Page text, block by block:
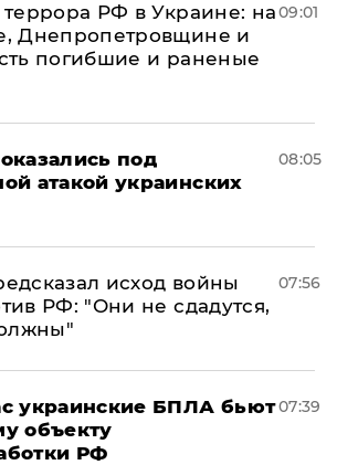
террора РФ в Украине: на
Днепропетровщине и
погибшие и раненые
09:01
под
атакой украинских
08:05
исход войны
РФ: "Они не сдадутся,
07:56
украинские БПЛА бьют
объекту
РФ
07:39